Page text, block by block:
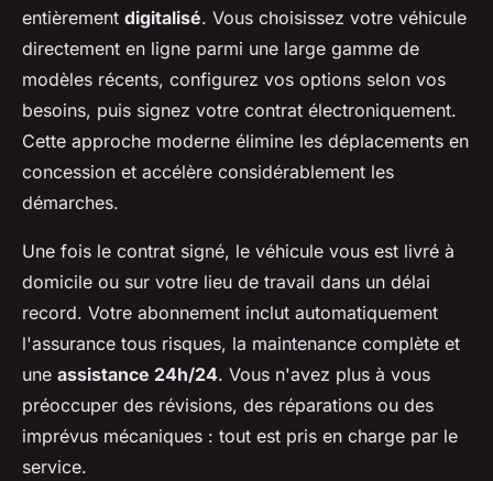
entièrement digitalisé. Vous choisissez votre véhicule
directement en ligne parmi une large gamme de
modèles récents, configurez vos options selon vos
besoins, puis signez votre contrat électroniquement.
Cette approche moderne élimine les déplacements en
concession et accélère considérablement les
démarches.
Une fois le contrat signé, le véhicule vous est livré à
domicile ou sur votre lieu de travail dans un délai
record. Votre abonnement inclut automatiquement
l'assurance tous risques, la maintenance complète et
une assistance 24h/24. Vous n'avez plus à vous
préoccuper des révisions, des réparations ou des
imprévus mécaniques : tout est pris en charge par le
service.